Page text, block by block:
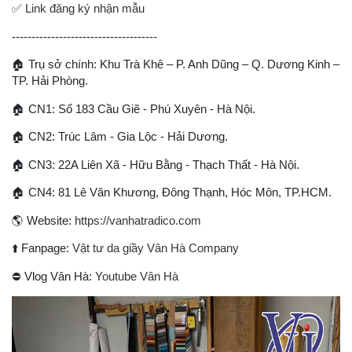
✅ Link đăng ký nhận mẫu
-------------------------------------
🏠 Trụ sở chính: Khu Trà Khê – P. Anh Dũng – Q. Dương Kinh –
TP. Hải Phòng.
🏠 CN1: Số 183 Cầu Giẽ - Phú Xuyên - Hà Nội.
🏠 CN2: Trúc Lâm - Gia Lộc - Hải Dương.
🏠 CN3: 22A Liên Xã - Hữu Bằng - Thạch Thất - Hà Nội.
🏠 CN4: 81 Lê Văn Khương, Đông Thạnh, Hóc Môn, TP.HCM.
🌎 Website: https://vanhatradico.com
⬆ ️ Fanpage: Vật tư da giầy Vân Hà Company
⛔ Vlog Vân Hà: Youtube Vân Hà